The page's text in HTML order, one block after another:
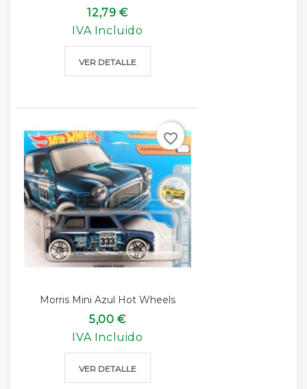
12,79 €
IVA Incluido
VER DETALLE
Morris Mini Azul Hot Wheels
5,00 €
IVA Incluido
VER DETALLE
favorite_border